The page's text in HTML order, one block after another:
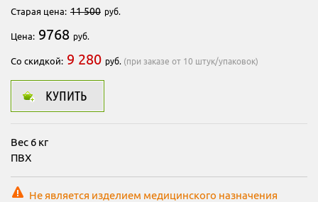
Старая цена: 11 500 руб.
Цена: 9768 руб.
Со скидкой: 9 280 руб. (при заказе от 10 штук/упаковок)
КУПИТЬ
Вес 6 кг
ПВХ
Не является изделием медицинского назначения